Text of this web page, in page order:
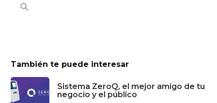
También te puede interesar
Sistema ZeroQ, el mejor amigo de tu
negocio y el público